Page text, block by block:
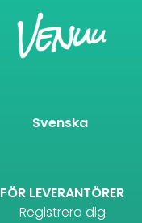
Svenska
FÖR LEVERANTÖRER
Registrera dig